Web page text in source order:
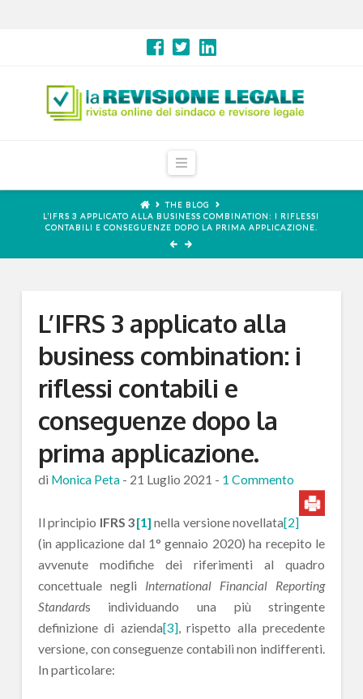
Navigation
THE BLOG
L’IFRS 3 APPLICATO ALLA BUSINESS COMBINATION: I RIFLESSI
CONTABILI E CONSEGUENZE DOPO LA PRIMA APPLICAZIONE.
L’IFRS 3 applicato alla
business combination: i
riflessi contabili e
conseguenze dopo la
prima applicazione.
di Monica Peta- 21 Luglio 2021 - 1 Commento
Il principio IFRS 3[1] nella versione novellata[2]
(in applicazione dal 1° gennaio 2020) ha recepito le
avvenute modifiche dei riferimenti al quadro
concettuale negli International Financial Reporting
Standards individuando una più stringente
definizione di azienda[3], rispetto alla precedente
versione, con conseguenze contabili non indifferenti.
In particolare: